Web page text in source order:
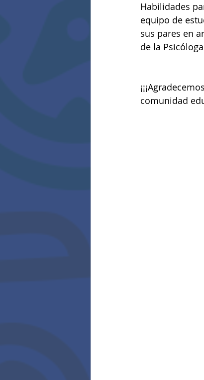
Habilidades
equipo de
sus pares en
de la
comunidad